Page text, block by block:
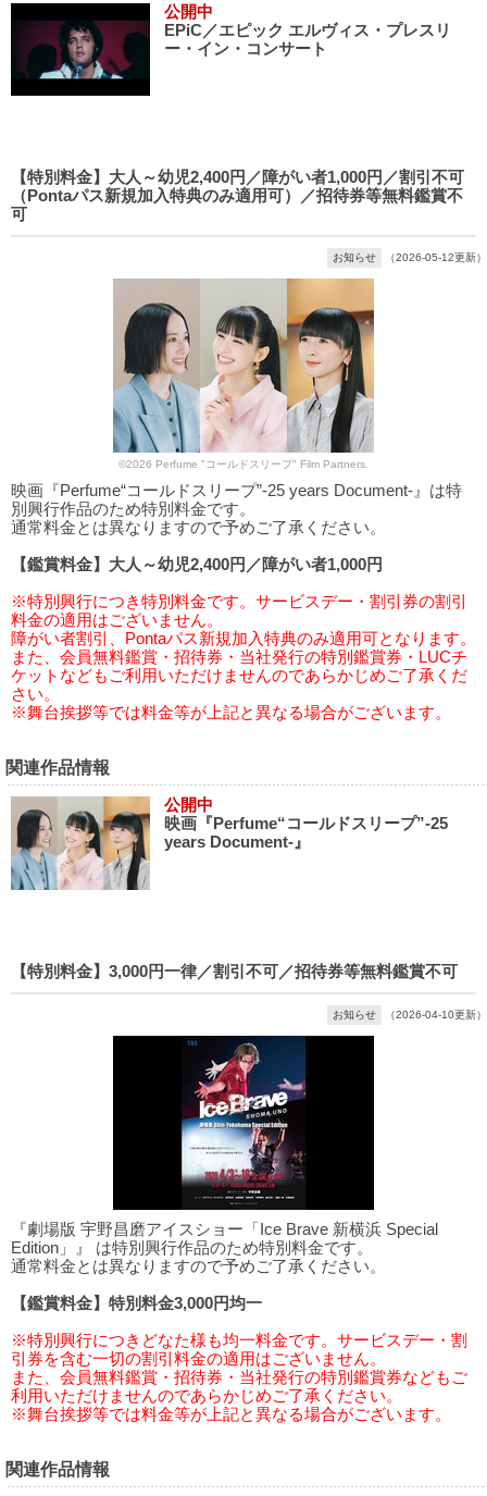
公開中
EPiC／エピック エルヴィス・プレスリ
ー・イン・コンサート
【特別料金】大人～幼児2,400円／障がい者1,000円／割引不可
（Pontaパス新規加入特典のみ適用可）／招待券等無料鑑賞不
可
お知らせ （2026-05-12更新）
©2026 Perfume "コールドスリープ" Film Partners.
映画『Perfume“コールドスリープ”-25 years Document-』は特
別興行作品のため特別料金です。
通常料金とは異なりますので予めご了承ください。
【鑑賞料金】大人～幼児2,400円／障がい者1,000円
※特別興行につき特別料金です。サービスデー・割引券の割引
料金の適用はございません。
障がい者割引、Pontaパス新規加入特典のみ適用可となります。
また、会員無料鑑賞・招待券・当社発行の特別鑑賞券・LUCチ
ケットなどもご利用いただけませんのであらかじめご了承くだ
さい。
※舞台挨拶等では料金等が上記と異なる場合がございます。
関連作品情報
公開中
映画『Perfume“コールドスリープ”-25
years Document-』
【特別料金】3,000円一律／割引不可／招待券等無料鑑賞不可
お知らせ （2026-04-10更新）
『劇場版 宇野昌磨アイスショー「Ice Brave 新横浜 Special
Edition」』 は特別興行作品のため特別料金です。
通常料金とは異なりますので予めご了承ください。
【鑑賞料金】特別料金3,000円均一
※特別興行につきどなた様も均一料金です。サービスデー・割
引券を含む一切の割引料金の適用はございません。
また、会員無料鑑賞・招待券・当社発行の特別鑑賞券などもご
利用いただけませんのであらかじめご了承ください。
※舞台挨拶等では料金等が上記と異なる場合がございます。
関連作品情報